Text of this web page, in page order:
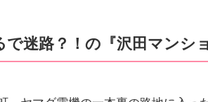
で迷路？！の『沢田マンシ